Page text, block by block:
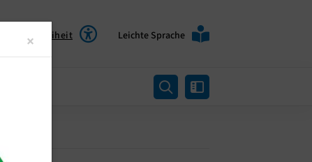
Barrierefreiheit Leichte Sprache
× Close